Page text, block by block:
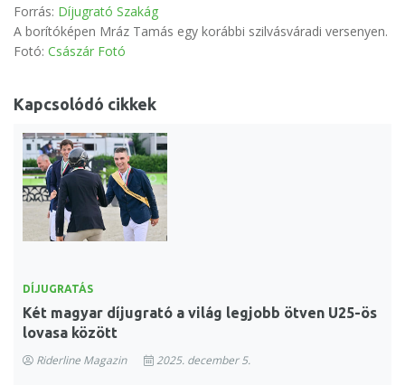
Forrás: Díjugrató Szakág
A borítóképen Mráz Tamás egy korábbi szilvásváradi versenyen.
Fotó: Császár Fotó
Kapcsolódó cikkek
DÍJUGRATÁS
Két magyar díjugrató a világ legjobb ötven U25-ös
lovasa között
Riderline Magazin 2025. december 5.